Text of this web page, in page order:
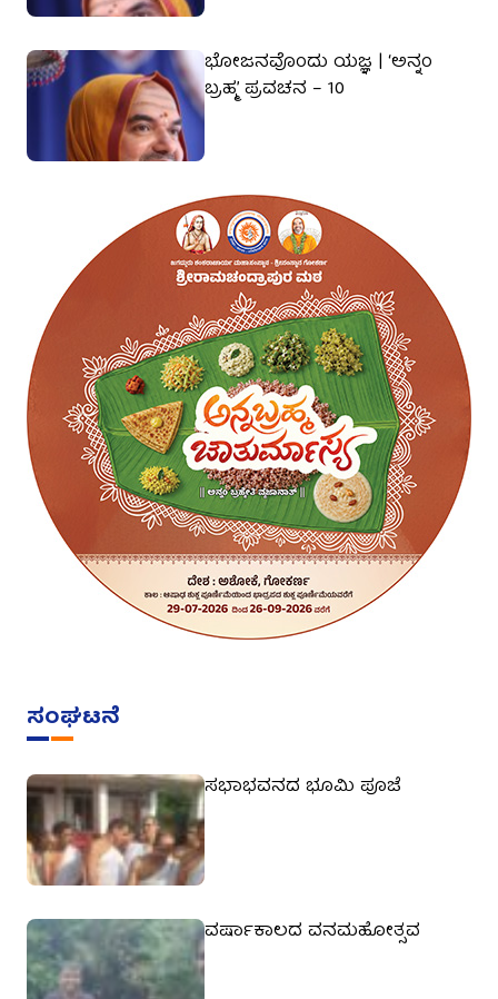
ಭೋಜನವೊಂದು ಯಜ್ಞ | ‘ಅನ್ನಂ
ಬ್ರಹ್ಮ’ ಪ್ರವಚನ – 10
ಸಂಘಟನೆ
ಸಭಾಭವನದ ಭೂಮಿ ಪೂಜೆ
ವರ್ಷಾಕಾಲದ ವನಮಹೋತ್ಸವ